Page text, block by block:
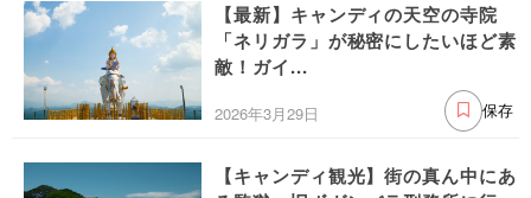
【最新】キャンディの天空の寺院
「ネリガラ」が秘密にしたいほど素
敵！ガイ...
2026年3月29日 保存
【キャンディ観光】街の真ん中にあ